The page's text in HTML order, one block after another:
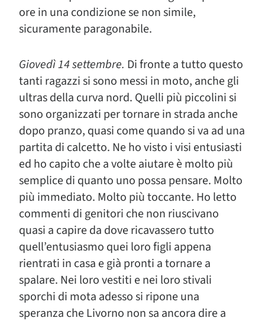
ore in una condizione se non simile,
sicuramente paragonabile.
Giovedì 14 settembre. Di fronte a tutto questo
tanti ragazzi si sono messi in moto, anche gli
ultras della curva nord. Quelli più piccolini si
sono organizzati per tornare in strada anche
dopo pranzo, quasi come quando si va ad una
partita di calcetto. Ne ho visto i visi entusiasti
ed ho capito che a volte aiutare è molto più
semplice di quanto uno possa pensare. Molto
più immediato. Molto più toccante. Ho letto
commenti di genitori che non riuscivano
quasi a capire da dove ricavassero tutto
quell’entusiasmo quei loro figli appena
rientrati in casa e già pronti a tornare a
spalare. Nei loro vestiti e nei loro stivali
sporchi di mota adesso si ripone una
speranza che Livorno non sa ancora dire a